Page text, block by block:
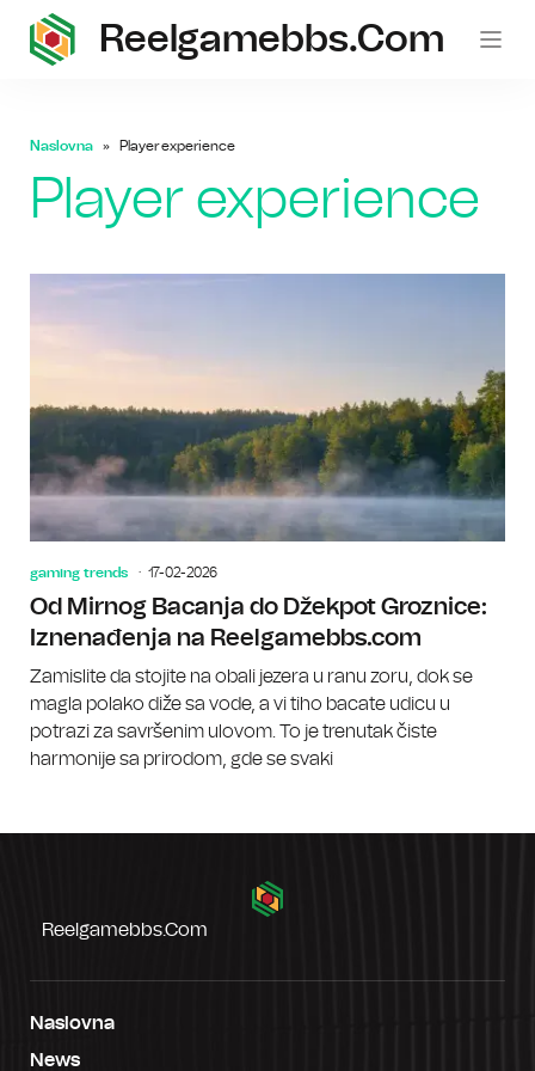
Reelgamebbs.com
Naslovna Player experience
Player experience
gaming trends 17-02-2026
Od Mirnog Bacanja do Džekpot Groznice:
Iznenađenja na Reelgamebbs.com
Zamislite da stojite na obali jezera u ranu zoru, dok se
magla polako diže sa vode, a vi tiho bacate udicu u
potrazi za savršenim ulovom. To je trenutak čiste
harmonije sa prirodom, gde se svaki
Reelgamebbs.com
Naslovna
News